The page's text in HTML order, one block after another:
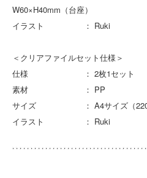
W60×H40mm（台座）
イラスト ： Ruki
＜クリアファイルセット仕様＞
仕様 ： 2枚1セット
素材 ： PP
サイズ ： A4サイズ（
イラスト ： Ruki